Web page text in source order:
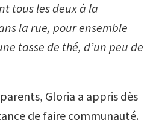
tous les deux à la
la rue, pour ensemble
tasse de thé, d’un peu de
Gloria a appris dès
de faire communauté.